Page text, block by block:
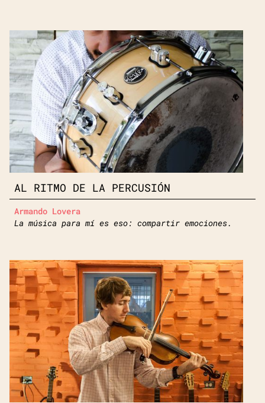
AL RITMO DE LA PERCUSIÓN
Armando Lovera
La música para mí es eso: compartir emociones.